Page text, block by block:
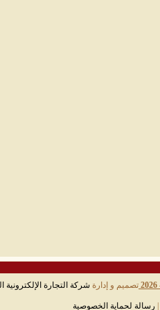
تصميم و إدارة شركة التجارة الإلكترونية
رسالة لحماية الخصوصية